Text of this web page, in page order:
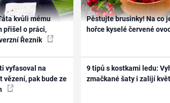
kvůli mému
přišel o práci,
Řezník
vyfasoval na
vězení, pak bude ze
Pěstujte brusinky! Na co
hořce kyselé červené
9 tipů s kostkami ledu:
zmačkané šaty i zalijí